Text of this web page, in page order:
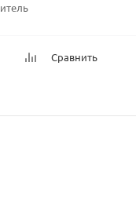
Сравнить